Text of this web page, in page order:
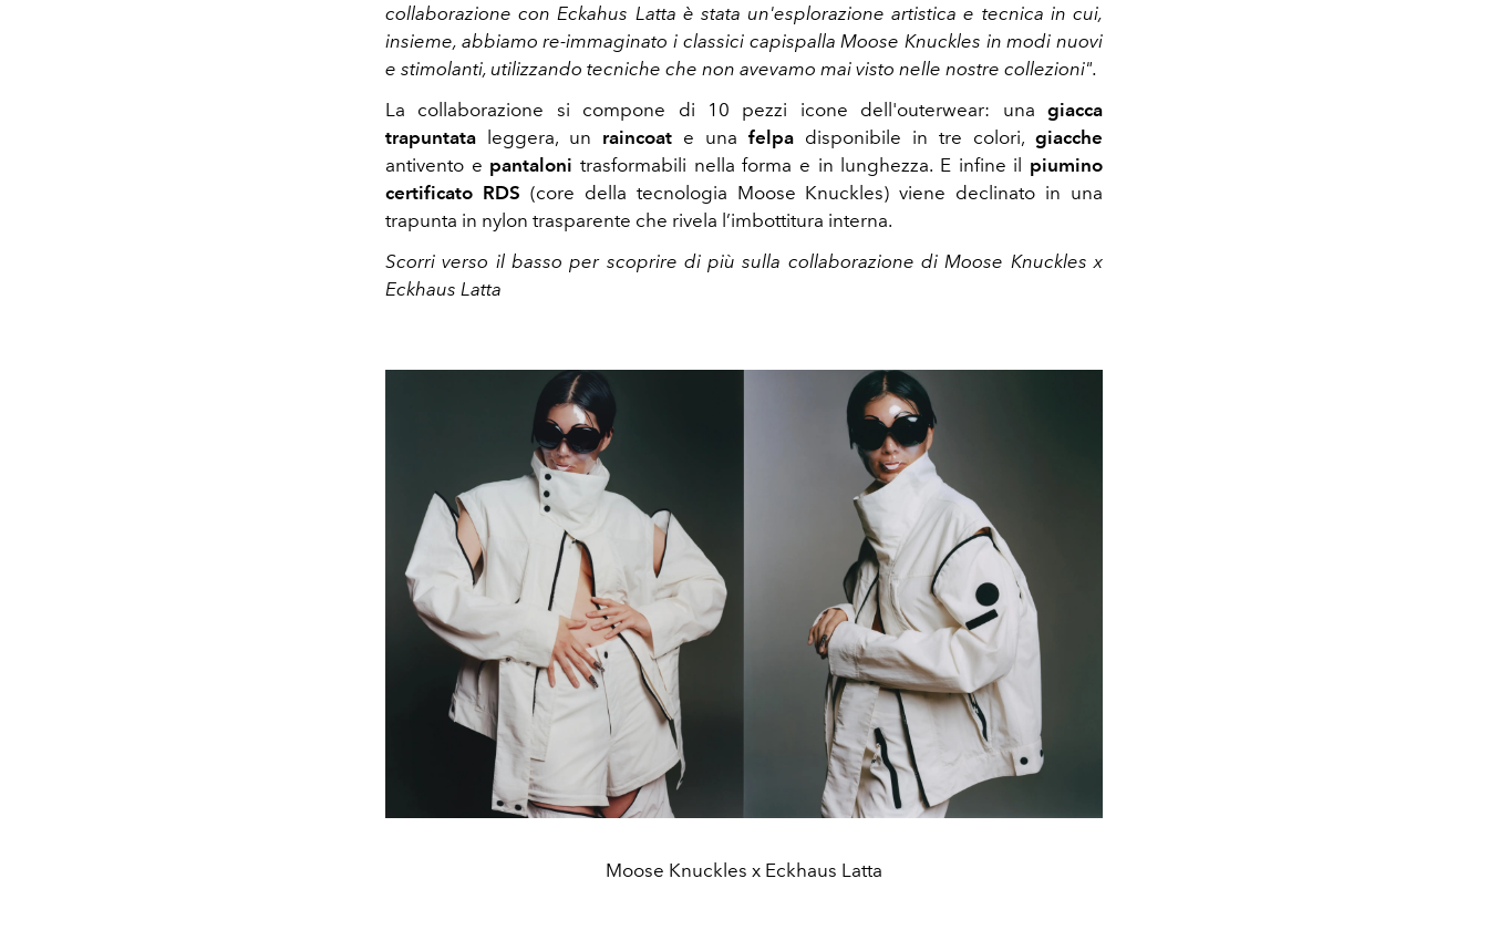
collaborazione con Eckahus Latta è stata un'esplorazione artistica e tecnica in cui,
insieme, abbiamo re-immaginato i classici capispalla Moose Knuckles in modi nuovi
e stimolanti, utilizzando tecniche che non avevamo mai visto nelle nostre collezioni".
La collaborazione si compone di 10 pezzi icone dell'outerwear: una giacca
trapuntata leggera, un raincoat e una felpa disponibile in tre colori, giacche
antivento e pantalonitrasformabili nella forma e in lunghezza. E infine il piumino
certificato RDS (core della tecnologia Moose Knuckles) viene declinato in una
trapunta in nylon trasparente che rivela l’imbottitura interna.
Scorri verso il basso per scoprire di più sulla collaborazione di Moose Knuckles x
Eckhaus Latta
Moose Knuckles x Eckhaus Latta